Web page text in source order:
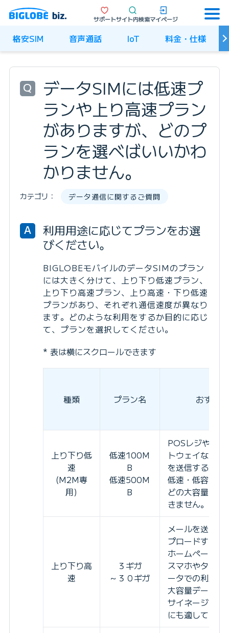
サポートサイト内検索マイページ
格安SIM 音声通話 IoT 料金・仕様
Q
データSIMには低速プ
ランや上り高速プラン
がありますが、どのプ
ランを選べばいいかわ
かりません。
カテゴリ： データ通信に関するご質問
A
利用用途に応じてプランをお選
びください。
BIGLOBEモバイルのデータSIMのプラン
には大きく分けて、上り下り低速プラン、
上り下り高速プラン、上り高速・下り低速
プランがあり、それぞれ通信速度が異なり
ます。どのような利用をするか目的に応じ
て、プランを選択してください。
* 表は横にスクロールできます
種類 プラン名 おすす
上り下り低
速
(M2M専
用)
低速100M
B
低速500M
B
POSレジや
トウェイなど
を送信する際に
低速・低容量の
どの大容量デー
きません。
上り下り高
速
３ギガ
～３０ギガ
メールを送る、
プロードする、
ホームページや
スマホやタブレ
ータでの利用に
大容量データを
サイネージな
にも適していま